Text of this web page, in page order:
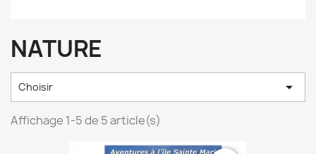
NATURE
Choisir 
Affichage 1-5 de 5 article(s)